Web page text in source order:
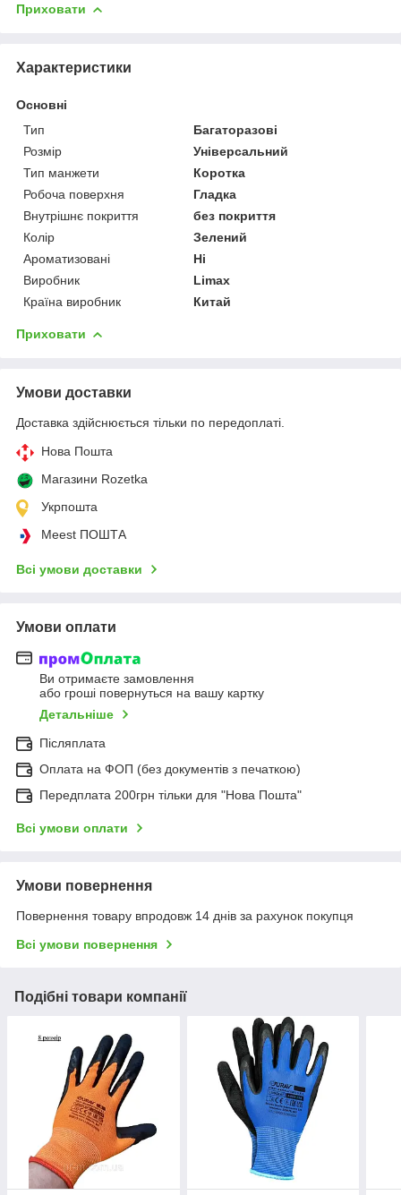
Приховати
Характеристики
Основні
Тип
Багаторазові
Розмір
Універсальний
Тип манжети
Коротка
Робоча поверхня
Гладка
Внутрішнє покриття
без покриття
Колір
Зелений
Ароматизовані
Ні
Виробник
Limax
Країна виробник
Китай
Приховати
Умови доставки
Доставка здійснюється тільки по передоплаті.
Нова Пошта
Магазини Rozetka
Укрпошта
Meest ПОШТА
Всі умови доставки
Умови оплати
Ви отримаєте замовлення
або гроші повернуться на вашу картку
Детальніше
Післяплата
Оплата на ФОП (без документів з печаткою)
Передплата 200грн тільки для "Нова Пошта"
Всі умови оплати
Умови повернення
Повернення товару впродовж 14 днів за рахунок покупця
Всі умови повернення
Подібні товари компанії